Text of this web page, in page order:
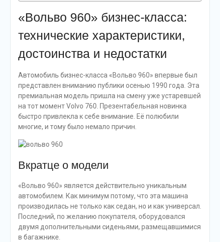
«Вольво 960» бизнес-класса:
технические характеристики,
достоинства и недостатки
Автомобиль бизнес-класса «Вольво 960» впервые был
представлен вниманию публики осенью 1990 года. Эта
премиальная модель пришла на смену уже устаревшей
на тот момент Volvo 760. Презентабельная новинка
быстро привлекла к себе внимание. Её полюбили
многие, и тому было немало причин.
Вкратце о модели
«Вольво 960» является действительно уникальным
автомобилем. Как минимум потому, что эта машина
производилась не только как седан, но и как универсал.
Последний, по желанию покупателя, оборудовался
двумя дополнительными сиденьями, размещавшимися
в багажнике.